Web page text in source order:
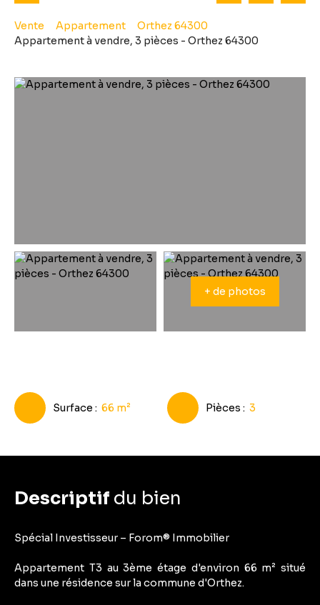
Vente Appartement
Orthez 64300
Appartement à vendre, 3 pièces - Orthez 64300
+ de photos
Surface : 66 m² Pièces : 3
Descriptif du bien
Spécial Investisseur – Forom® Immobilier
Appartement T3 au 3ème étage d'environ 66 m² situé
dans une résidence sur la commune d'Orthez.